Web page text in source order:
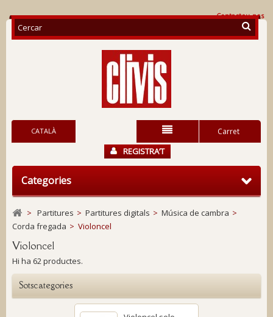
Contacteu-nos
Carret
CATALÀ
REGISTRA’T
Categories
> Partitures > Partitures digitals > Música de cambra >
Corda fregada > Violoncel
Violoncel
Hi ha 62 productes.
Sotscategories